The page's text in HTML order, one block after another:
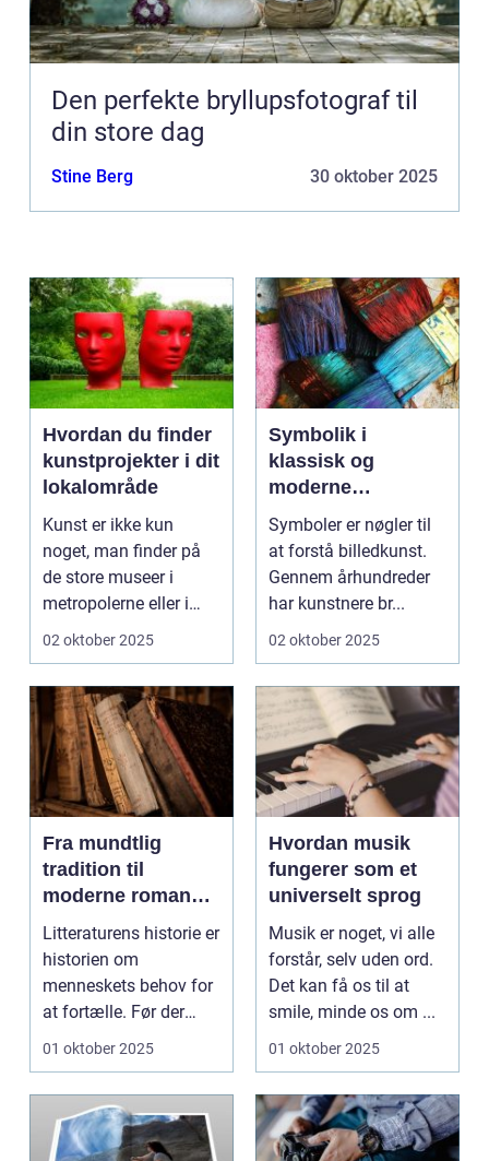
Den perfekte bryllupsfotograf til
din store dag
Stine Berg 30 oktober 2025
Hvordan du finder
kunstprojekter i dit
lokalområde
Kunst er ikke kun
noget, man finder på
de store museer i
metropolerne eller i
internationale g...
02 oktober 2025
Symbolik i
klassisk og
moderne
billedkunst
Symboler er nøgler til
at forstå billedkunst.
Gennem århundreder
har kunstnere br...
02 oktober 2025
Fra mundtlig
tradition til
moderne romaner:
Litteraturens
udvikling
Litteraturens historie er
historien om
menneskets behov for
at fortælle. Før der
fandte...
01 oktober 2025
Hvordan musik
fungerer som et
universelt sprog
Musik er noget, vi alle
forstår, selv uden ord.
Det kan få os til at
smile, minde os om ...
01 oktober 2025